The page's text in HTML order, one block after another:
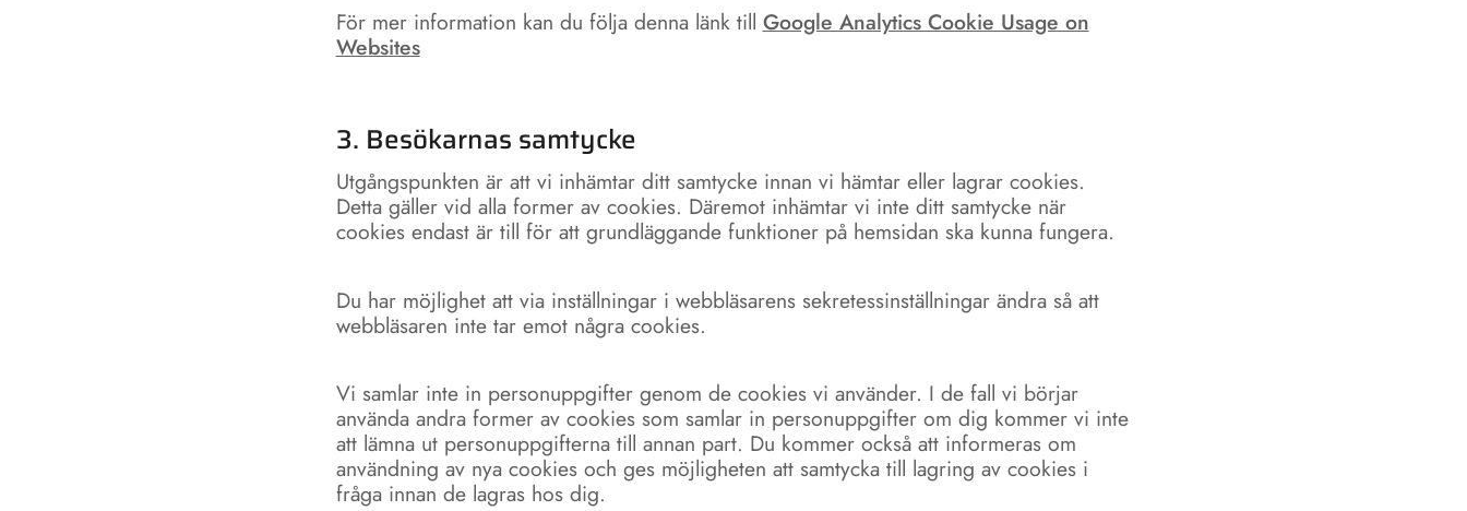
För mer information kan du följa denna länk till Google Analytics Cookie Usage on
Websites
3. Besökarnas samtycke
Utgångspunkten är att vi inhämtar ditt samtycke innan vi hämtar eller lagrar cookies.
Detta gäller vid alla former av cookies. Däremot inhämtar vi inte ditt samtycke när
cookies endast är till för att grundläggande funktioner på hemsidan ska kunna fungera.
Du har möjlighet att via inställningar i webbläsarens sekretessinställningar ändra så att
webbläsaren inte tar emot några cookies.
Vi samlar inte in personuppgifter genom de cookies vi använder. I de fall vi börjar
använda andra former av cookies som samlar in personuppgifter om dig kommer vi inte
att lämna ut personuppgifterna till annan part. Du kommer också att informeras om
användning av nya cookies och ges möjligheten att samtycka till lagring av cookies i
fråga innan de lagras hos dig.